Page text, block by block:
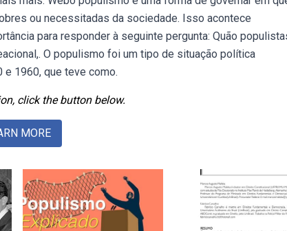
ou necessitadas da sociedade. Isso acontece
para responder à seguinte pergunta: Quão
O populismo foi um tipo de situação política
e 1960, que teve como.
click the button below.
MORE